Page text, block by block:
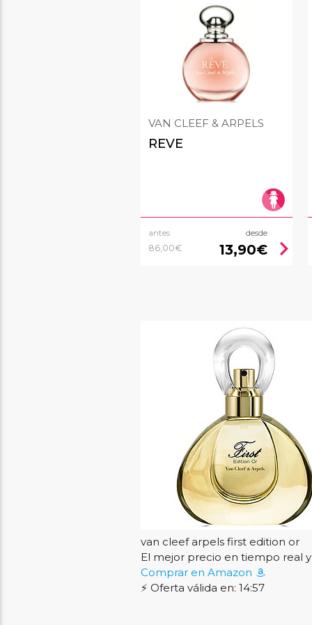
VAN CLEEF & ARPELS
REVE
antes
86,00€
desde
13,90€ chevron_right
van cleef arpels first edition or
El mejor precio en tiempo real
Comprar en Amazon
⚡ Oferta válida en: 14:56